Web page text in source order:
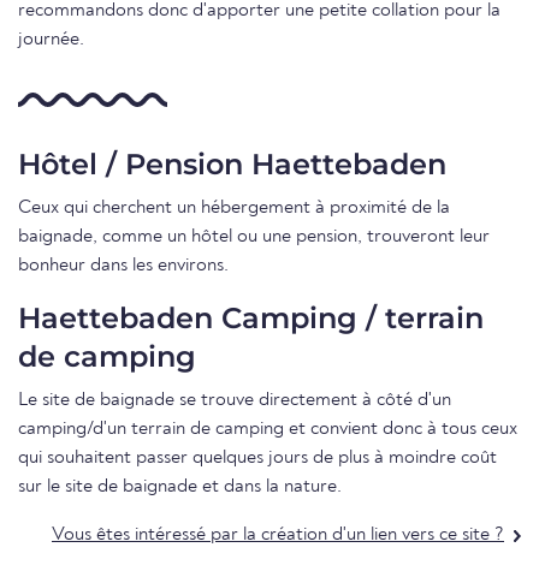
recommandons donc d'apporter une petite collation pour la
journée.
Hôtel / Pension Haettebaden
Ceux qui cherchent un hébergement à proximité de la
baignade, comme un hôtel ou une pension, trouveront leur
bonheur dans les environs.
Haettebaden Camping / terrain
de camping
Le site de baignade se trouve directement à côté d'un
camping/d'un terrain de camping et convient donc à tous ceux
qui souhaitent passer quelques jours de plus à moindre coût
sur le site de baignade et dans la nature.
Vous êtes intéressé par la création d'un lien vers ce site ?